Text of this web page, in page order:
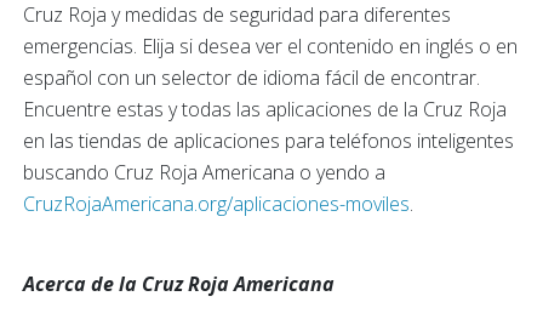
Cruz Roja y medidas de seguridad para diferentes
emergencias. Elija si desea ver el contenido en inglés o en
español con un selector de idioma fácil de encontrar.
Encuentre estas y todas las aplicaciones de la Cruz Roja
en las tiendas de aplicaciones para teléfonos inteligentes
buscando Cruz Roja Americana o yendo a
CruzRojaAmericana.org/aplicaciones-moviles.
Acerca de la Cruz Roja Americana